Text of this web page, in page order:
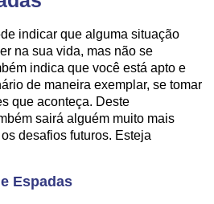
indicar que alguma situação
na sua vida, mas não se
indica que você está apto e
de maneira exemplar, se tomar
que aconteça. Deste
sairá alguém muito mais
desafios futuros. Esteja
Espadas